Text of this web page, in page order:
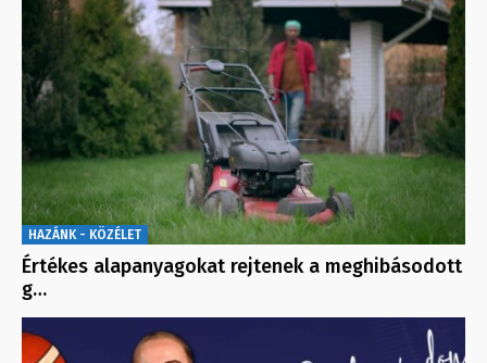
HAZÁNK - KÖZÉLET
Értékes alapanyagokat rejtenek a meghibásodott
g…